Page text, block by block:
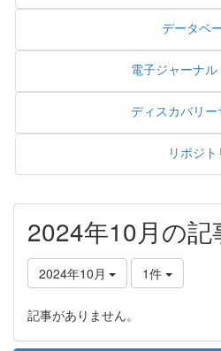
データベ
電子ジャーナル
ディスカバリー
リポジト
2024年10月の記
2024年10月 1件
記事がありません。